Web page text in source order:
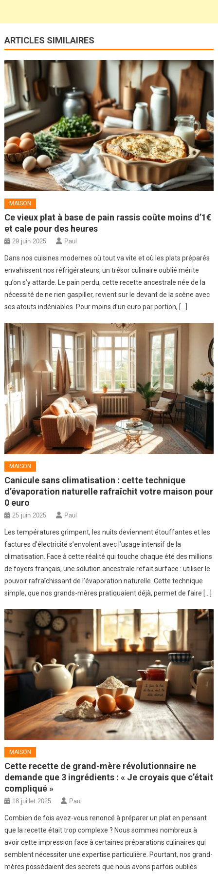
ARTICLES SIMILAIRES
MAISON
Ce vieux plat à base de pain rassis coûte moins d’1€
et cale pour des heures
29 juin 2025 Paul
Dans nos cuisines modernes où tout va vite et où les plats préparés
envahissent nos réfrigérateurs, un trésor culinaire oublié mérite
qu’on s’y attarde. Le pain perdu, cette recette ancestrale née de la
nécessité de ne rien gaspiller, revient sur le devant de la scène avec
ses atouts indéniables. Pour moins d’un euro par portion, […]
MAISON
Canicule sans climatisation : cette technique
d’évaporation naturelle rafraîchit votre maison pour
0 euro
25 juin 2025 Paul
Les températures grimpent, les nuits deviennent étouffantes et les
factures d’électricité s’envolent avec l’usage intensif de la
climatisation. Face à cette réalité qui touche chaque été des millions
de foyers français, une solution ancestrale refait surface : utiliser le
pouvoir rafraîchissant de l’évaporation naturelle. Cette technique
simple, que nos grands-mères pratiquaient déjà, permet de faire […]
MAISON
Cette recette de grand-mère révolutionnaire ne
demande que 3 ingrédients : « Je croyais que c’était
compliqué »
18 juillet 2025 Paul
Combien de fois avez-vous renoncé à préparer un plat en pensant
que la recette était trop complexe ? Nous sommes nombreux à
avoir cette impression face à certaines préparations culinaires qui
semblent nécessiter une expertise particulière. Pourtant, nos grand-
mères possédaient des secrets que nous avons parfois oubliés